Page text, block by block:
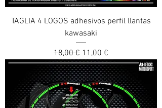
TAGLIA 4 LOGOS adhesivos perfil llantas
kawasaki
Prix original
18,00 € Prix promotionnel
11,00 €